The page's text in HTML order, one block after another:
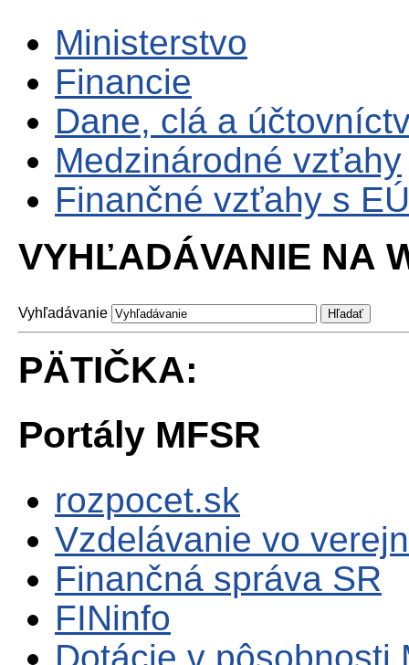
Ministerstvo
Financie
Dane, clá a
Medzinárodné vzťahy
Finančné vzťahy s EÚ
VYHĽADÁVANIE NA
Vyhľadávanie
PÄTIČKA:
Portály MFSR
rozpocet.sk
Vzdelávanie vo
Finančná správa SR
FINinfo